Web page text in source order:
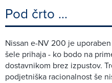
Pod črto …
Nissan e-NV 200 je
šele prihaja - ko bodo na
dostavnikom brez izpustov.
podjetniška racionalnost še